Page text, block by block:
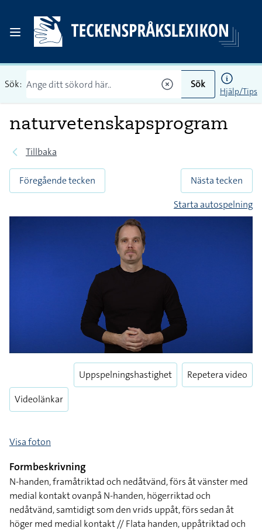
Sök: Sök
Hjälp/Tips
naturvetenskapsprogram
Tillbaka
Föregående tecken
Nästa tecken
Starta autospelning
Videolänkar
Uppspelningshastighet Repetera video
Visa foton
Formbeskrivning
N-handen, framåtriktad och nedåtvänd, förs åt vänster med
medial kontakt ovanpå N-handen, högerriktad och
nedåtvänd, samtidigt som den vrids uppåt, förs sedan åt
höger med medial kontakt // Flata handen, uppåtriktad och